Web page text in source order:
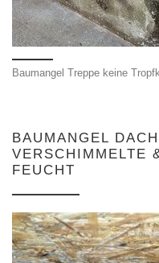
Baumangel Treppe keine
BAUMANGEL
VERSCHIMMELTE
FEUCHT